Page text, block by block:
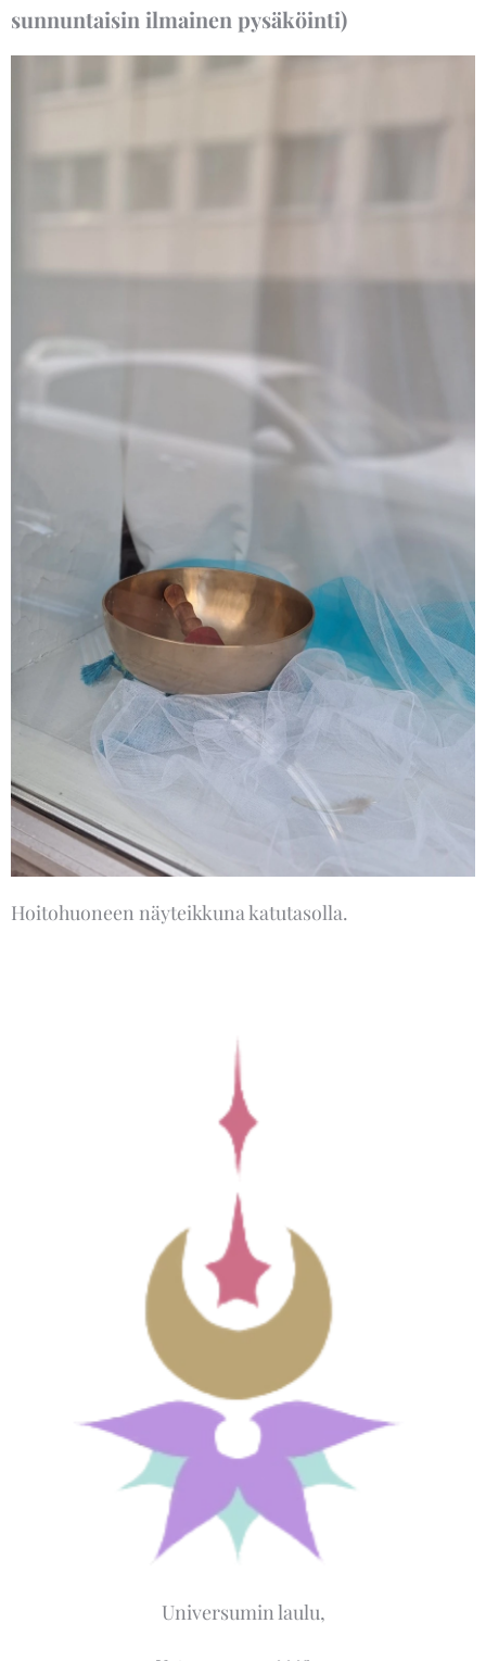
sunnuntaisin ilmainen pysäköinti)
Hoitohuoneen näyteikkuna katutasolla.
Universumin laulu,